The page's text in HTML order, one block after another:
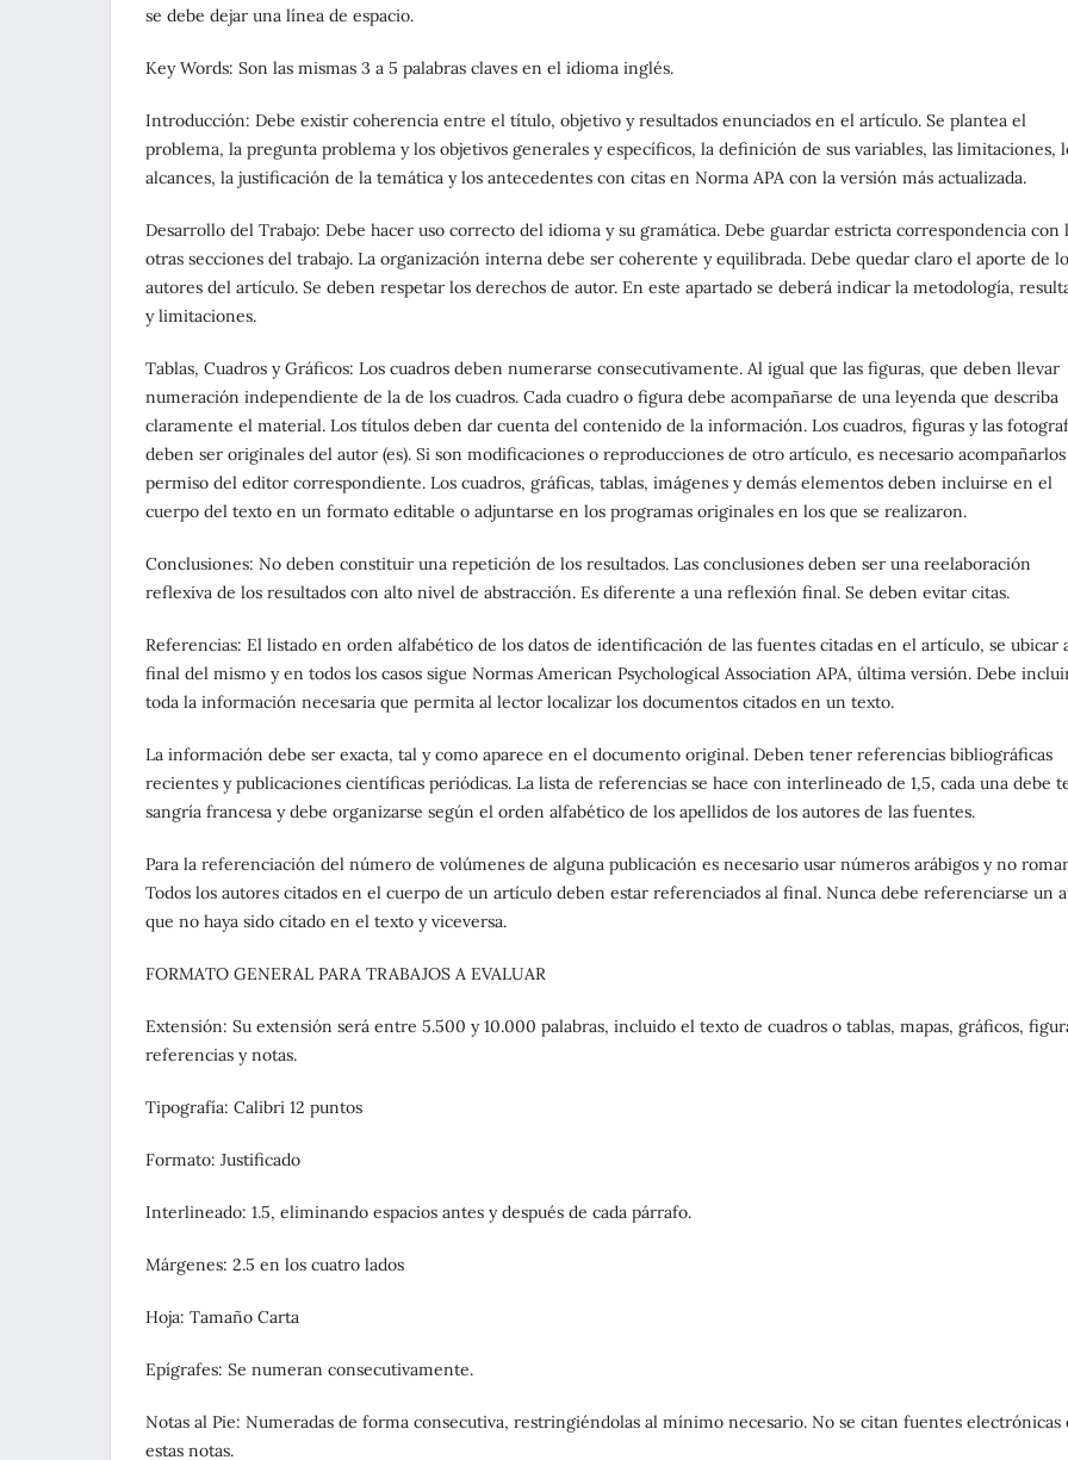
se debe dejar una línea de espacio.
Key Words: Son las mismas 3 a 5 palabras claves en el idioma inglés.
Introducción: Debe existir coherencia entre el título, objetivo y resultados enunciados en el artículo. Se plantea el
problema, la pregunta problema y los objetivos generales y específicos, la definición de sus variables, las limitaciones,
alcances, la justificación de la temática y los antecedentes con citas en Norma APA con la versión más actualizada.
Desarrollo del Trabajo: Debe hacer uso correcto del idioma y su gramática. Debe guardar estricta correspondencia con
otras secciones del trabajo. La organización interna debe ser coherente y equilibrada. Debe quedar claro el aporte de
autores del artículo. Se deben respetar los derechos de autor. En este apartado se deberá indicar la metodología,
y limitaciones.
Tablas, Cuadros y Gráficos: Los cuadros deben numerarse consecutivamente. Al igual que las figuras, que deben llevar
numeración independiente de la de los cuadros. Cada cuadro o figura debe acompañarse de una leyenda que describa
claramente el material. Los títulos deben dar cuenta del contenido de la información. Los cuadros, figuras y las
deben ser originales del autor (es). Si son modificaciones o reproducciones de otro artículo, es necesario
permiso del editor correspondiente. Los cuadros, gráficas, tablas, imágenes y demás elementos deben incluirse en el
cuerpo del texto en un formato editable o adjuntarse en los programas originales en los que se realizaron.
Conclusiones: No deben constituir una repetición de los resultados. Las conclusiones deben ser una reelaboración
reflexiva de los resultados con alto nivel de abstracción. Es diferente a una reflexión final. Se deben evitar citas.
Referencias: El listado en orden alfabético de los datos de identificación de las fuentes citadas en el artículo, se ubicar
final del mismo y en todos los casos sigue Normas American Psychological Association APA, última versión. Debe
toda la información necesaria que permita al lector localizar los documentos citados en un texto.
La información debe ser exacta, tal y como aparece en el documento original. Deben tener referencias bibliográficas
recientes y publicaciones científicas periódicas. La lista de referencias se hace con interlineado de 1,5, cada una debe
sangría francesa y debe organizarse según el orden alfabético de los apellidos de los autores de las fuentes.
Para la referenciación del número de volúmenes de alguna publicación es necesario usar números arábigos y no
Todos los autores citados en el cuerpo de un artículo deben estar referenciados al final. Nunca debe referenciarse un
que no haya sido citado en el texto y viceversa.
FORMATO GENERAL PARA TRABAJOS A EVALUAR
Extensión: Su extensión será entre 5.500 y 10.000 palabras, incluido el texto de cuadros o tablas, mapas, gráficos,
referencias y notas.
Tipografía: Calibri 12 puntos
Formato: Justificado
Interlineado: 1.5, eliminando espacios antes y después de cada párrafo.
Márgenes: 2.5 en los cuatro lados
Hoja: Tamaño Carta
Epígrafes: Se numeran consecutivamente.
Notas al Pie: Numeradas de forma consecutiva, restringiéndolas al mínimo necesario. No se citan fuentes electrónicas
estas notas.